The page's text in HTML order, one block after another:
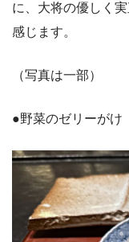
に、大将の優しく
感じます。
（写真は一部）
●野菜のゼリーがけ